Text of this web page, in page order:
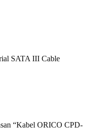
SATA III Cable
“Kabel ORICO CPD-